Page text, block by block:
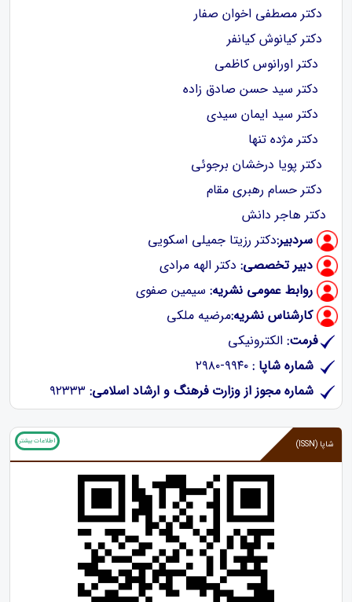
دکتر مصطفی اخوان صفار
دکتر کیانوش کیانفر
دکتر اورانوس کاظمی
دکتر سید حسن صادق زاده
دکتر سید ایمان سیدی
دکتر مژده تنها
دکتر پویا درخشان برجوئی
دکتر حسام رهبری مقام
دکتر هاجر دانش
سردبیر:دکتر رزیتا جمیلی اسکویی
دبیر تخصصی: دکتر الهه مرادی
روابط عمومی نشریه: سیمین صفوی
کارشناس نشریه:مرضیه ملکی
فرمت:الکترونیکی
شماره شاپا :‪‪۲۹۸۰-۹۹۴۰
شماره مجوز از وزارت فرهنگ و ارشاد اسلامی:
شاپا (ISSN) اطلاعات بیشتر